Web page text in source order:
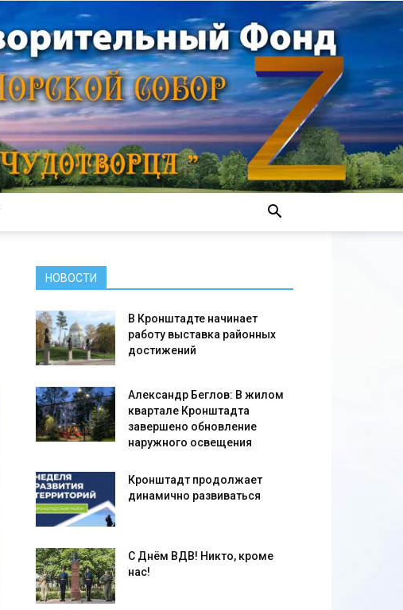
НОВОСТИ
В Кронштадте начинает
работу выставка районных
достижений
Александр Беглов: В жилом
квартале Кронштадта
завершено обновление
наружного освещения
Кронштадт продолжает
динамично развиваться
С Днём ВДВ! Никто, кроме
нас!